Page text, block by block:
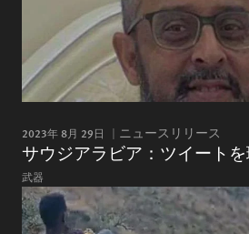
2023年 8月 29日 ニュースリリース
サウジアラビア：ツイート
武器